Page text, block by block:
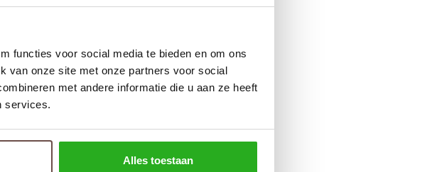
functies voor social media te bieden en om ons
van onze site met onze partners voor social
met andere informatie die u aan ze heeft
services.
Alles toestaan